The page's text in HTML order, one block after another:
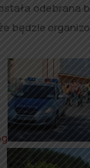
odebrana
będzie